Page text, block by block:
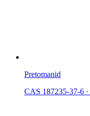
Pretomanid
CAS 187235-37-6 ·